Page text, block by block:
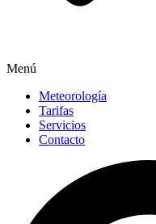
Menú
Meteorología
Tarifas
Servicios
Contacto